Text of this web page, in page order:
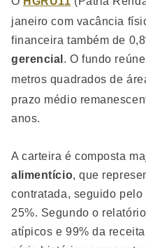
janeiro com vacância
financeira também de
gerencial . O fundo
metros quadrados de
prazo médio
anos.
A carteira é composta
alimentício, que
contratada, seguido
25%. Segundo o
atípicos e 99% da